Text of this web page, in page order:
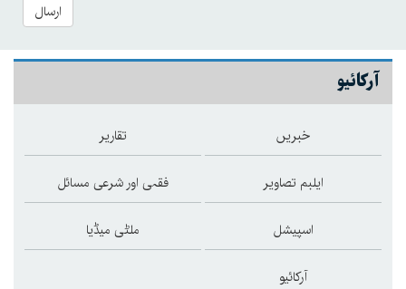
ارسال
آرکائیو
خبریں تقاریر
ایلبم تصاویر فقہی اور شرعی مسائل
اسپیشل ملٹی میڈیا
آرکائیو